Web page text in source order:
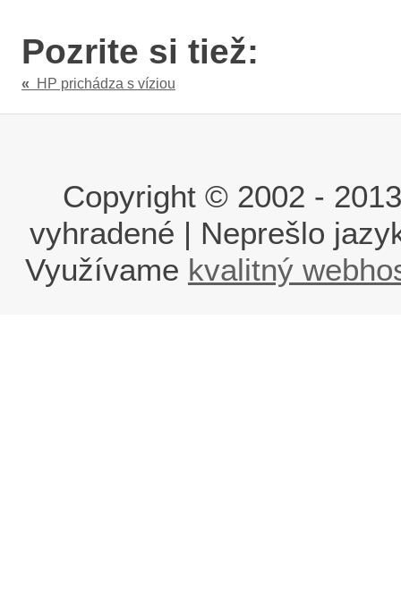
Pozrite si tiež:
« HP prichádza s víziou
Copyright © 2002 -
vyhradené | Neprešlo
Využívame kvalitný